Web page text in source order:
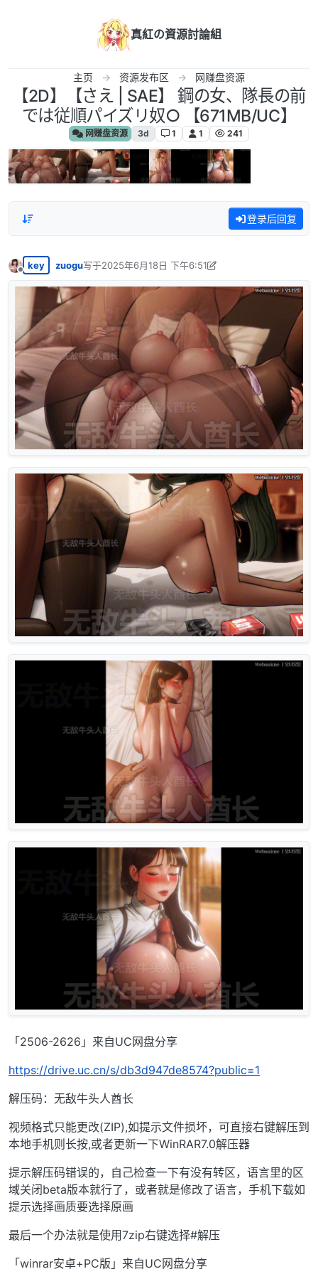
真紅の資源討論組
主页 资源发布区 网赚盘资源
【2D】【さえ | SAE】 鋼の女、隊長の前
では従順パイズリ奴○ 【671MB/UC】
网赚盘资源 3d 1 1 241
登录后回复
离线
key zuogu写于2025年6月18日 下午6:51
最后由 zuogu 编辑2025年6月18日 下午2:13
「2506-2626」来自UC网盘分享
https://drive.uc.cn/s/db3d947de8574?public=1
解压码：无敌牛头人酋长
视频格式只能更改(ZIP),如提示文件损坏，可直接右键解压到
本地手机则长按,或者更新一下WinRAR7.0解压器
提示解压码错误的，自己检查一下有没有转区，语言里的区
域关闭beta版本就行了，或者就是修改了语言，手机下载如
提示选择画质要选择原画
最后一个办法就是使用7zip右键选择#解压
「winrar安卓+PC版」来自UC网盘分享